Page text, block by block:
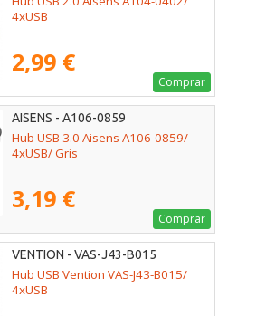
4xUSB
2,99 €
Comprar
AISENS - A106-0859
Hub USB 3.0 Aisens A106-0859/
4xUSB/ Gris
3,19 €
Comprar
VENTION - VAS-J43-B015
Hub USB Vention VAS-J43-B015/
4xUSB